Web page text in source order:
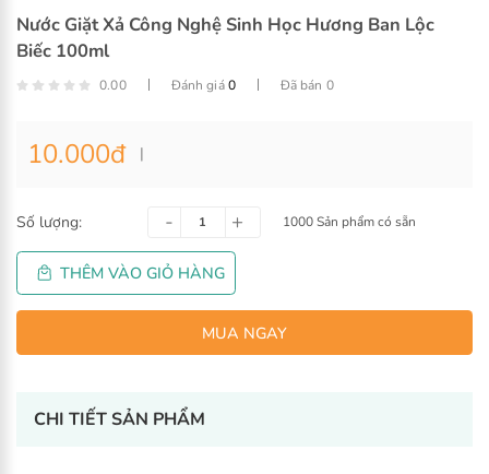
Chia sẻ:
Nước Giặt Xả Công Nghệ Sinh Học Hương Ban Lộc
Biếc 100ml
0.00 Đánh giá0 Đã bán 0
10.000đ
Số lượng: 1000 Sản phẩm có sẵn
CHI TIẾT SẢN PHẨM